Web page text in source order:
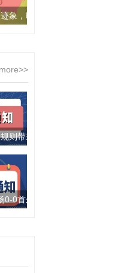
了
象，暗示孩子真的很缺爱
more>>
|焦点简讯
则带来新变化
跌逾5%|焦点快报
0-0首尔FC！罗慕洛伤退泪洒赛场